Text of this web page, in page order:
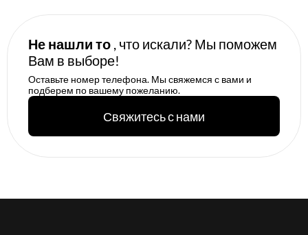
Не нашли то , что искали? Мы поможем
Вам в выборе!
Оставьте номер телефона. Мы свяжемся с вами и
подберем по вашему пожеланию.
Свяжитесь с нами